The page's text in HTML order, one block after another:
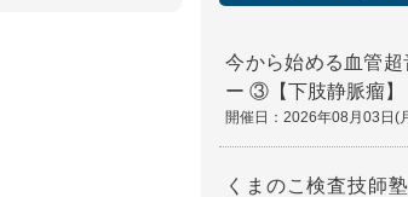
今から始める血管
ー ③【下肢静脈瘤】
開催日：2026年08月03日(
くまのこ検査技師